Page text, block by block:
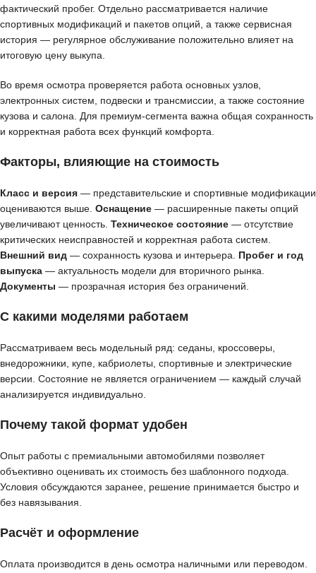
фактический пробег. Отдельно рассматривается наличие
спортивных модификаций и пакетов опций, а также сервисная
история — регулярное обслуживание положительно влияет на
итоговую цену выкупа.
Во время осмотра проверяется работа основных узлов,
электронных систем, подвески и трансмиссии, а также состояние
кузова и салона. Для премиум-сегмента важна общая сохранность
и корректная работа всех функций комфорта.
Факторы, влияющие на стоимость
Класс и версия — представительские и спортивные модификации
оцениваются выше. Оснащение — расширенные пакеты опций
увеличивают ценность. Техническое состояние — отсутствие
критических неисправностей и корректная работа систем.
Внешний вид — сохранность кузова и интерьера. Пробег и год
выпуска — актуальность модели для вторичного рынка.
Документы — прозрачная история без ограничений.
С какими моделями работаем
Рассматриваем весь модельный ряд: седаны, кроссоверы,
внедорожники, купе, кабриолеты, спортивные и электрические
версии. Состояние не является ограничением — каждый случай
анализируется индивидуально.
Почему такой формат удобен
Опыт работы с премиальными автомобилями позволяет
объективно оценивать их стоимость без шаблонного подхода.
Условия обсуждаются заранее, решение принимается быстро и
без навязывания.
Расчёт и оформление
Оплата производится в день осмотра наличными или переводом.